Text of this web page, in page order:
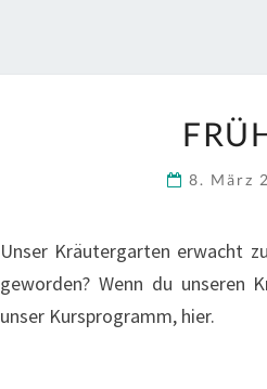
8. März
Unser Kräutergarten erwacht
geworden? Wenn du unseren
unser Kursprogramm, hier.